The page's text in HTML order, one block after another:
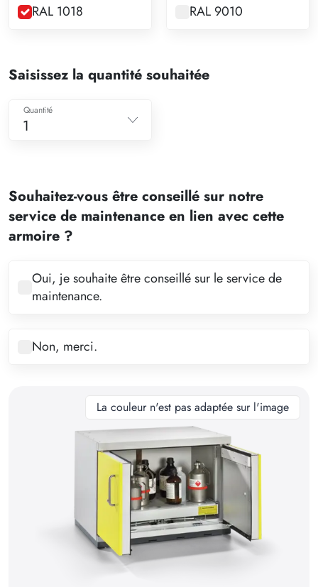
RAL 1018 RAL 9010
Saisissez la quantité souhaitée
1
3
4
6
7
9
Quantité
Souhaitez-vous être conseillé sur notre
service de maintenance en lien avec cette
armoire ?
Oui, je souhaite être conseillé sur le service de
maintenance.
Non, merci.
La couleur n'est pas adaptée sur l'image